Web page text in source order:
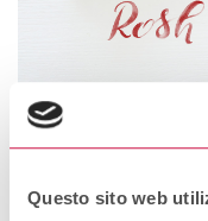
Questo sito web
ROSH HA
Rosh Ha-Shanah è il